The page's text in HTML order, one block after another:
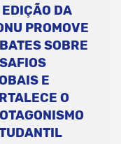
DA
PROMOVE
SOBRE
E
O